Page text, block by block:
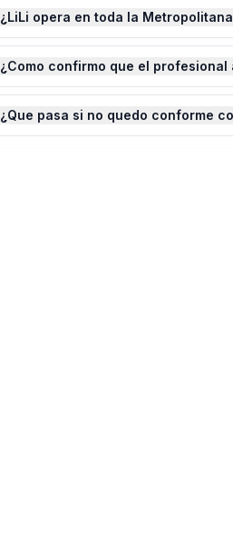
¿LiLi opera en toda la
¿Como confirmo que el
¿Que pasa si no quedo conforme